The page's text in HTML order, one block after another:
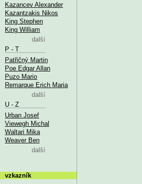
Kazancev Alexander
Kazantzakis Nikos
King Stephen
King William
další
P - T
Patřičný Martin
Poe Edgar Allan
Puzo Mario
Remarque Erich Maria
další
U - Z
Urban Josef
Viewegh Michal
Waltari Mika
Weaver Ben
další
vzkazník